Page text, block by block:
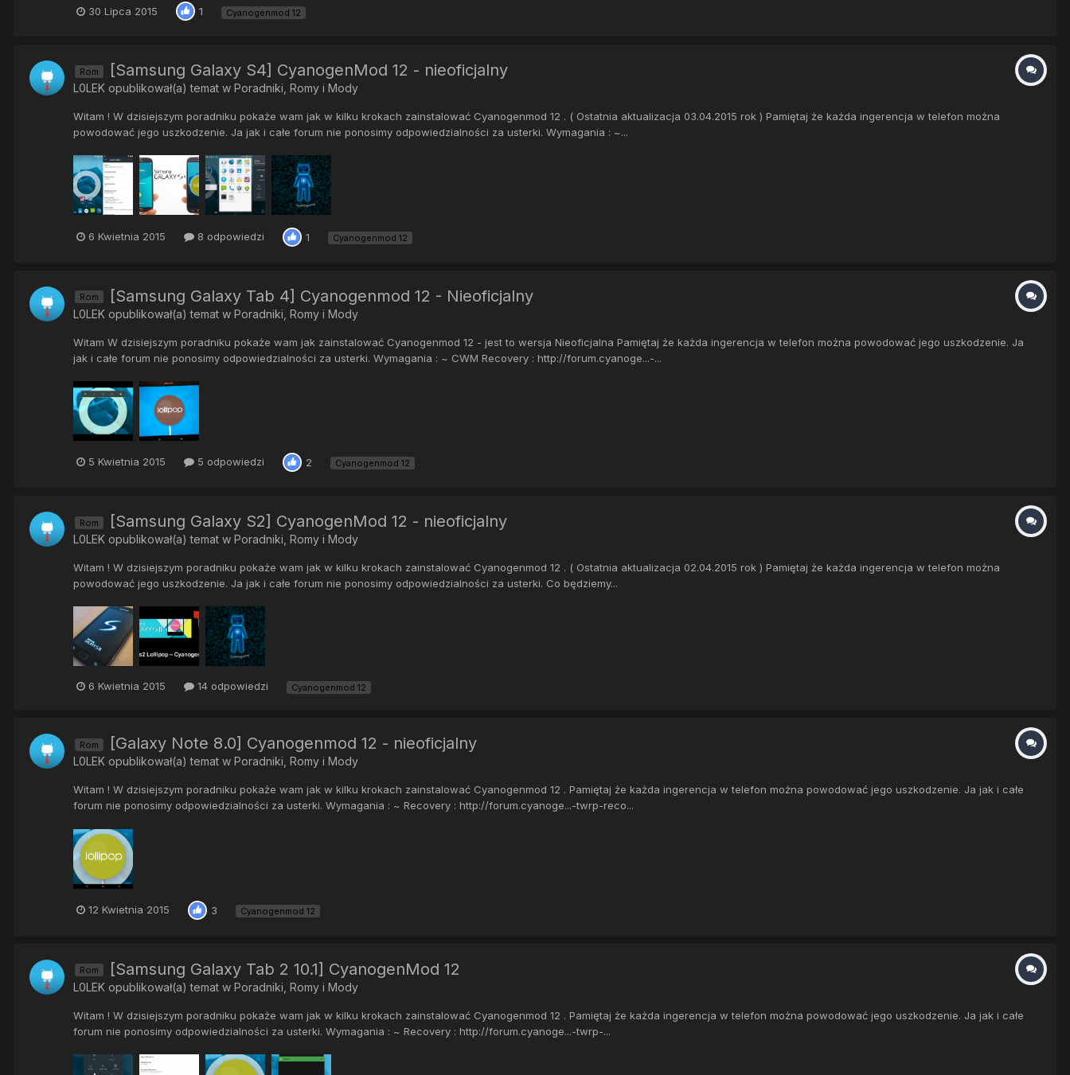
30 Lipca 2015 1 Cyanogenmod 12
Rom [Samsung Galaxy S4] CyanogenMod 12 - nieoficjalny
L0LEK opublikował(a) temat w Poradniki, Romy i Mody
Witam ! W dzisiejszym poradniku pokaże wam jak w kilku krokach zainstalować Cyanogenmod 12 . ( Ostatnia aktualizacja 03.04.2015 rok ) Pamiętaj że każda ingerencja w telefon można
powodować jego uszkodzenie. Ja jak i całe forum nie ponosimy odpowiedzialności za usterki. Wymagania : ~...
6 Kwietnia 2015 8 odpowiedzi 1 Cyanogenmod 12
Rom [Samsung Galaxy Tab 4] Cyanogenmod 12 - Nieoficjalny
L0LEK opublikował(a) temat w Poradniki, Romy i Mody
Witam W dzisiejszym poradniku pokaże wam jak zainstalować Cyanogenmod 12 - jest to wersja Nieoficjalna Pamiętaj że każda ingerencja w telefon można powodować jego uszkodzenie. Ja
jak i całe forum nie ponosimy odpowiedzialności za usterki. Wymagania : ~ CWM Recovery : http://forum.cyanoge...-...
5 Kwietnia 2015 5 odpowiedzi 2 Cyanogenmod 12
Rom [Samsung Galaxy S2] CyanogenMod 12 - nieoficjalny
L0LEK opublikował(a) temat w Poradniki, Romy i Mody
Witam ! W dzisiejszym poradniku pokaże wam jak w kilku krokach zainstalować Cyanogenmod 12 . ( Ostatnia aktualizacja 02.04.2015 rok ) Pamiętaj że każda ingerencja w telefon można
powodować jego uszkodzenie. Ja jak i całe forum nie ponosimy odpowiedzialności za usterki. Co będziemy...
6 Kwietnia 2015 14 odpowiedzi Cyanogenmod 12
Rom [Galaxy Note 8.0] Cyanogenmod 12 - nieoficjalny
L0LEK opublikował(a) temat w Poradniki, Romy i Mody
Witam ! W dzisiejszym poradniku pokaże wam jak w kilku krokach zainstalować Cyanogenmod 12 . Pamiętaj że każda ingerencja w telefon można powodować jego uszkodzenie. Ja jak i całe
forum nie ponosimy odpowiedzialności za usterki. Wymagania : ~ Recovery : http://forum.cyanoge...-twrp-reco...
12 Kwietnia 2015 3 Cyanogenmod 12
Rom [Samsung Galaxy Tab 2 10.1] CyanogenMod 12
L0LEK opublikował(a) temat w Poradniki, Romy i Mody
Witam ! W dzisiejszym poradniku pokaże wam jak w kilku krokach zainstalować Cyanogenmod 12 . Pamiętaj że każda ingerencja w telefon można powodować jego uszkodzenie. Ja jak i całe
forum nie ponosimy odpowiedzialności za usterki. Wymagania : ~ Recovery : http://forum.cyanoge...-twrp-...